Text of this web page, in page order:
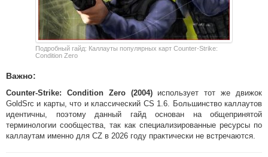
Подробный гайд: Каллауты популярных карт Counter-Strike:
Condition Zero
Важно:
Counter-Strike: Condition Zero (2004)использует тот же движок
GoldSrc и карты, что и классический CS 1.6. Большинство каллаутов
идентичны, поэтому данный гайд основан на общепринятой
терминологии сообщества, так как специализированные ресурсы по
каллаутам именно для CZ в 2026 году практически не встречаются.